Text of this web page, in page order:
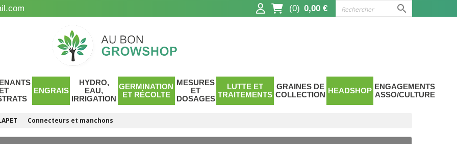
(0) 0,00 € 
ET
ENGRAIS
HYDRO,
EAU,
IRRIGATION
GERMINATION
ET RÉCOLTE
MESURES
ET
DOSAGES
LUTTE ET
TRAITEMENTS
GRAINES DE
COLLECTION HEADSHOP ENGAGEMENTS
ASSO/CULTURE
Connecteurs et manchons